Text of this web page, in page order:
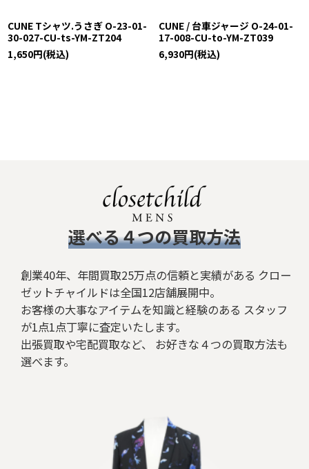
CUNE Tシャツ.うさぎ O-23-01-
30-027-CU-ts-YM-ZT204
1,650円(税込)
CUNE / 台車ジャージ O-24-01-
17-008-CU-to-YM-ZT039
6,930円(税込)
​選べる４つの買取方法
創業40年、年間買取25万点の信頼と実績がある クロー
ゼットチャイルドは全国12店舗展開中。
お客様の大事なアイテムを知識と経験のある スタッフ
が1点1点丁寧に査定いたします。
出張買取や宅配買取など、 お好きな４つの買取方法も
選べます。